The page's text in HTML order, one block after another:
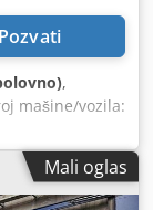
Pozvati
,
mašine/vozila:
prethodniMali oglas